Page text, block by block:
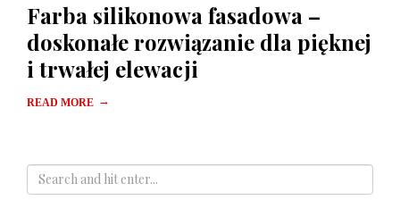
Farba silikonowa fasadowa –
doskonałe rozwiązanie dla pięknej
i trwałej elewacji
READ MORE →